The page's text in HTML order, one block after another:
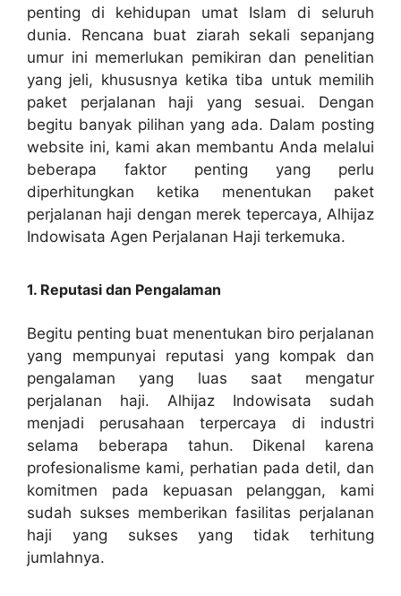
penting di kehidupan umat Islam di seluruh
dunia. Rencana buat ziarah sekali sepanjang
umur ini memerlukan pemikiran dan penelitian
yang jeli, khususnya ketika tiba untuk memilih
paket perjalanan haji yang sesuai. Dengan
begitu banyak pilihan yang ada. Dalam posting
website ini, kami akan membantu Anda melalui
beberapa faktor penting yang perlu
diperhitungkan ketika menentukan paket
perjalanan haji dengan merek tepercaya, Alhijaz
Indowisata Agen Perjalanan Haji terkemuka.
1. Reputasi dan Pengalaman
Begitu penting buat menentukan biro perjalanan
yang mempunyai reputasi yang kompak dan
pengalaman yang luas saat mengatur
perjalanan haji. Alhijaz Indowisata sudah
menjadi perusahaan terpercaya di industri
selama beberapa tahun. Dikenal karena
profesionalisme kami, perhatian pada detil, dan
komitmen pada kepuasan pelanggan, kami
sudah sukses memberikan fasilitas perjalanan
haji yang sukses yang tidak terhitung
jumlahnya.